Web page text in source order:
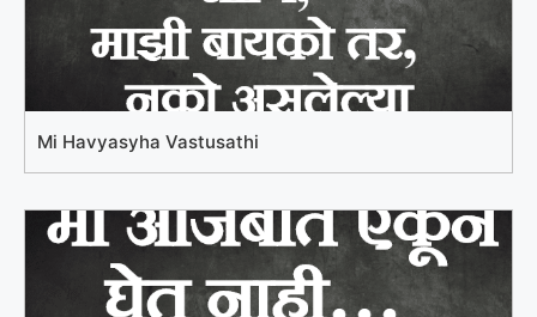
Mi Havyasyha Vastusathi